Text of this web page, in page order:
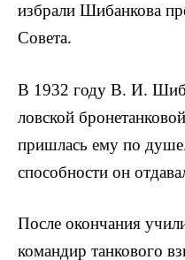
избра­ли Шибанкова
Совета.
В 1932 году В. И.
ловской
при­шлась ему по
способности он
После окончания
командир танкового